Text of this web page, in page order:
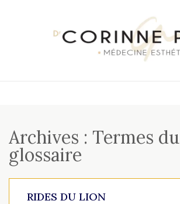
Archives : Termes du
glossaire
RIDES DU LION